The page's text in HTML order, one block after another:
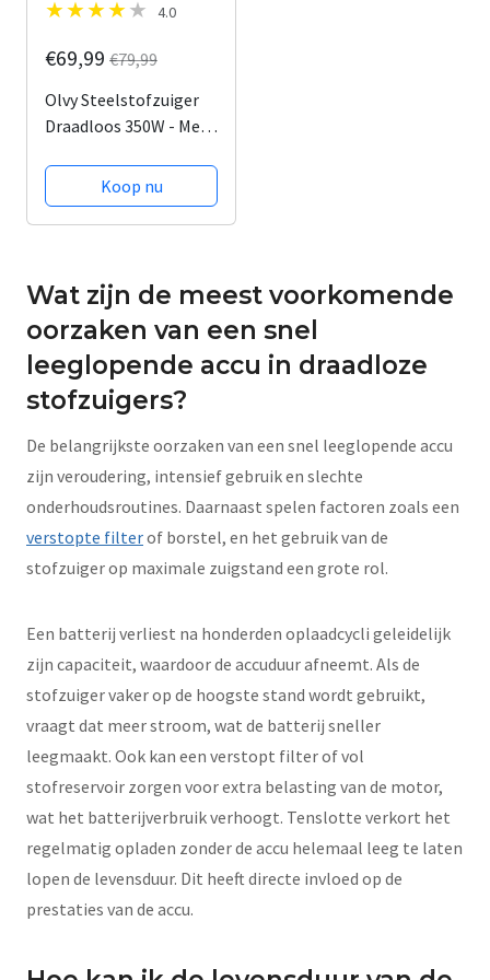
4.0
€69,99 €79,99
Olvy Steelstofzuiger
Draadloos 350W - Met
- 5 Zuigniveaus -
Vacuum Cleaner -
Draadloze Snoerloze
Zak - Op Accu -...
Koop nu
Wat zijn de meest voorkomende
oorzaken van een snel
leeglopende accu in draadloze
stofzuigers?
De belangrijkste oorzaken van een snel leeglopende accu
zijn veroudering, intensief gebruik en slechte
onderhoudsroutines. Daarnaast spelen factoren zoals een
verstopte filterof borstel, en het gebruik van de
stofzuiger op maximale zuigstand een grote rol.
Een batterij verliest na honderden oplaadcycli geleidelijk
zijn capaciteit, waardoor de accuduur afneemt. Als de
stofzuiger vaker op de hoogste stand wordt gebruikt,
vraagt dat meer stroom, wat de batterij sneller
leegmaakt. Ook kan een verstopt filter of vol
stofreservoir zorgen voor extra belasting van de motor,
wat het batterijverbruik verhoogt. Tenslotte verkort het
regelmatig opladen zonder de accu helemaal leeg te laten
lopen de levensduur. Dit heeft directe invloed op de
prestaties van de accu.